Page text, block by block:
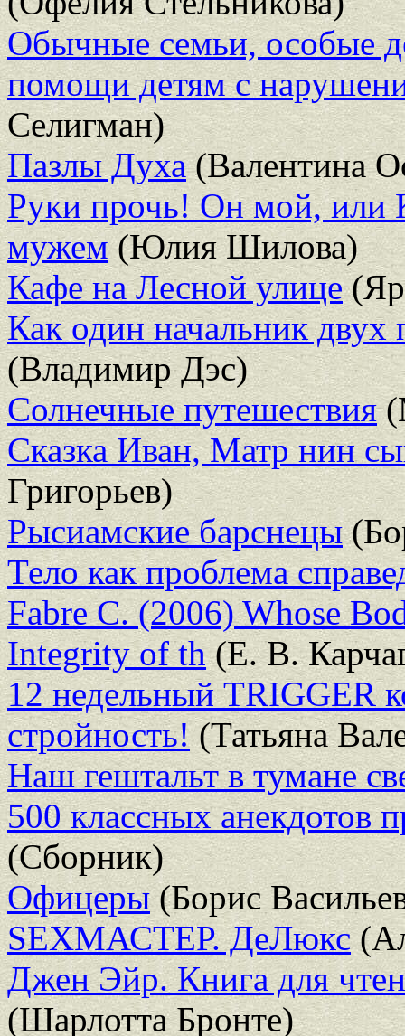
Обычные семьи, особые
помощи детям с
Селигман)
Пазлы Духа(Валентина
Руки прочь! Он мой, или
мужем(Юлия Шилова)
Кафе на Лесной улице
Как один начальник двух
(Владимир Дэс)
Солнечные путешествия
Сказка Иван, Матр нин
Григорьев)
Рысиамские барснецы
Тело как проблема
Fabre C. (2006) Whose
Integrity of th(Е. В.
12 недельный TRIGGER
стройность!(Татьяна
Наш гештальт в тумане
500 классных анекдотов
(Сборник)
Офицеры(Борис
SEXМАСТЕР. ДеЛюкс
Джен Эйр. Книга для
(Шарлотта Бронте)